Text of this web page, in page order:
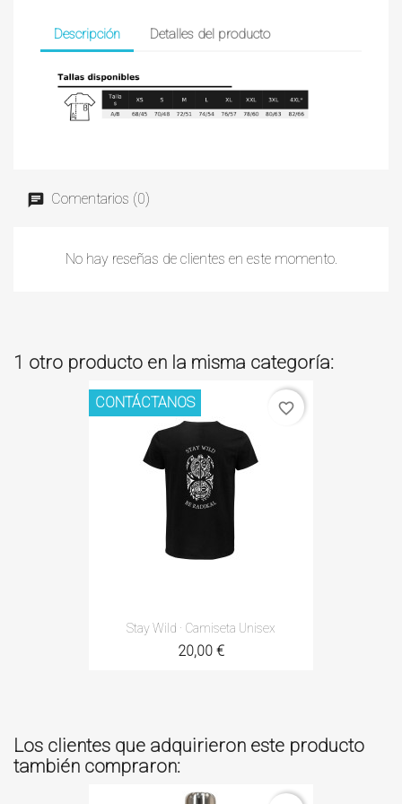
Descripción Detalles del producto
Comentarios (0)
No hay reseñas de clientes en este momento.
1 otro producto en la misma categoría:
Stay Wild · Camiseta Unisex
20,00 €
CONTÁCTANOS favorite_border
Los clientes que adquirieron este producto
también compraron: